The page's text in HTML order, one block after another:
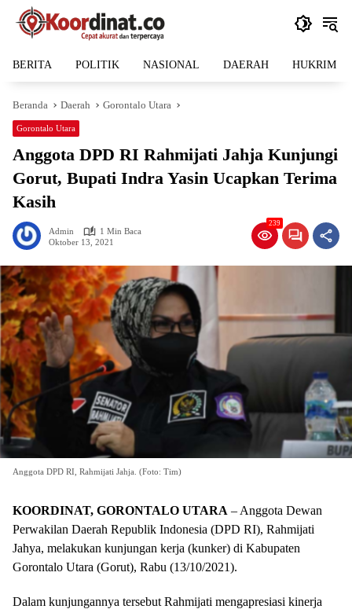
Langsung
BERITA POLITIK NASIONAL DAERAH HUKRIM
Beranda Daerah Gorontalo Utara
Gorontalo Utara
Anggota DPD RI Rahmijati Jahja Kunjungi
Gorut, Bupati Indra Yasin Ucapkan Terima
Kasih
Admin
1 Min Baca
Oktober 13, 2021
239
Anggota DPD RI, Rahmijati Jahja. (Foto: Tim)
KOORDINAT, GORONTALO UTARA – Anggota Dewan
Perwakilan Daerah Republik Indonesia (DPD RI), Rahmijati
Jahya, melakukan kunjungan kerja (kunker) di Kabupaten
Gorontalo Utara (Gorut), Rabu (13/10/2021).
Dalam kunjungannya tersebut Rahmijati mengapresiasi kinerja